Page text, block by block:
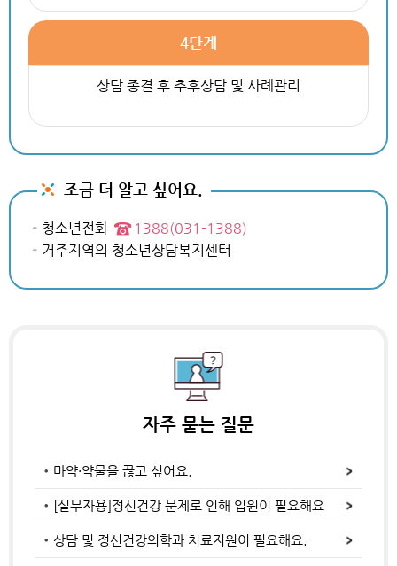
4단계
상담 종결 후 추후상담 및 사례관리
조금 더 알고 싶어요.
청소년전화
1388(031-1388)
거주지역의 청소년상담복지센터
자주 묻는 질문
마약·약물을 끊고 싶어요.
[실무자용]정신건강 문제로 인해 입원이 필요해요
상담 및 정신건강의학과 치료지원이 필요해요.